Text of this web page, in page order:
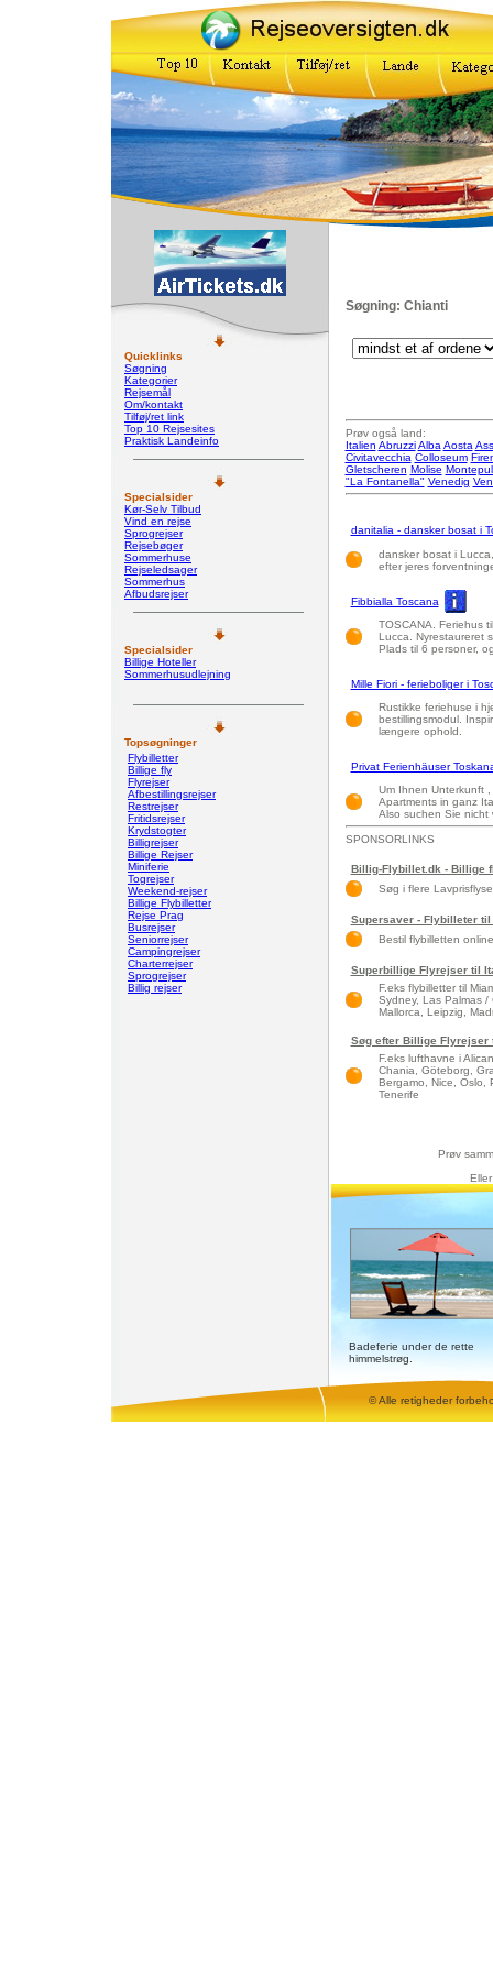
Quicklinks
Søgning
Kategorier
Rejsemål
Om/kontakt
Tilføj/ret link
Top 10 Rejsesites
Praktisk Landeinfo
Specialsider
Kør-Selv Tilbud
Vind en rejse
Sprogrejser
Rejsebøger
Sommerhuse
Rejseledsager
Sommerhus
Afbudsrejser
Specialsider
Billige Hoteller
Sommerhusudlejning
Topsøgninger
Flybilletter
Billige fly
Flyrejser
Afbestillingsrejser
Restrejser
Fritidsrejser
Krydstogter
Billigrejser
Billige Rejser
Miniferie
Togrejser
Weekend-rejser
Billige Flybilletter
Rejse Prag
Busrejser
Seniorrejser
Campingrejser
Charterrejser
Sprogrejser
Billig rejser
Søgning: Chianti
Prøv også land:
Italien Abruzzi Alba Aosta
Civitavecchia Colloseum
Gletscheren Molise
"La Fontanella" Venedig
danitalia - dansker bosat i
dansker bosat i
efter jeres
Fibbialla Toscana
TOSCANA. Feriehus
Lucca. Nyrestaureret
Plads til 6 personer,
Mille Fiori - ferieboliger i
Rustikke feriehuse i
bestillingsmodul.
længere ophold.
Privat Ferienhäuser
Um Ihnen Unterkunft
Apartments in ganz
Also suchen Sie nicht
SPONSORLINKS
Billig-Flybillet.dk - Billige
Søg i flere
Supersaver - Flybilleter
Bestil flybilletten
Superbillige Flyrejser til
F.eks flybilletter til
Sydney, Las Palmas /
Mallorca, Leipzig,
Søg efter Billige Flyrejser
F.eks lufthavne i
Chania, Göteborg,
Bergamo, Nice, Oslo,
Tenerife
Prøv
Badeferie under de rette
himmelstrøg.
© Alle retigheder